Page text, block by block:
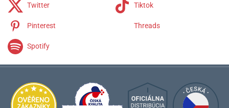
Twitter Tiktok
Pinterest Threads
Spotify